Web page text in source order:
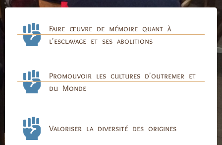
Faire œuvre de mémoire quant à
l'esclavage et ses abolitions
Promouvoir les cultures d'outremer et
du Monde
Valoriser la diversité des origines